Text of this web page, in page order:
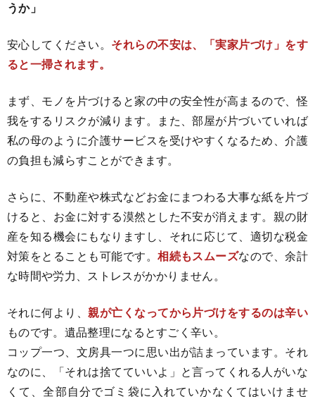
うか」
安心してください。 それらの不安は、「実家片づけ」をす
ると一掃されます。
まず、モノを片づけると家の中の安全性が高まるので、怪
我をするリスクが減ります。また、部屋が片づいていれば
私の母のように介護サービスを受けやすくなるため、介護
の負担も減らすことができます。
さらに、不動産や株式などお金にまつわる大事な紙を片づ
けると、お金に対する漠然とした不安が消えます。親の財
産を知る機会にもなりますし、それに応じて、適切な税金
対策をとることも可能です。相続もスムーズなので、余計
な時間や労力、ストレスがかかりません。
それに何より、親が亡くなってから片づけをするのは辛い
ものです。遺品整理になるとすごく辛い。
コップ一つ、文房具一つに思い出が詰まっています。それ
なのに、「それは捨てていいよ」と言ってくれる人がいな
くて、全部自分でゴミ袋に入れていかなくてはいけませ